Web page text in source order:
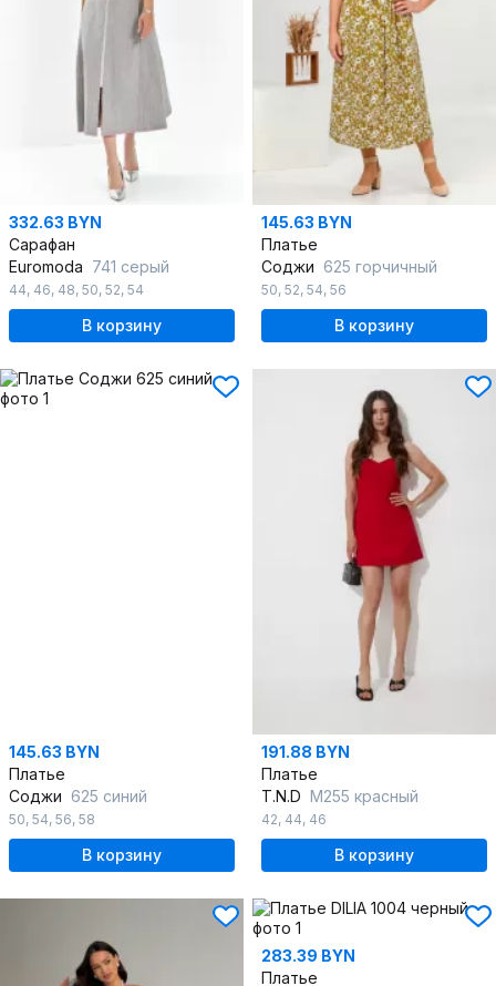
332.63 BYN
Сарафан
Euromoda 741 серый
44, 46, 48, 50, 52, 54
В корзину
145.63 BYN
Платье
Соджи 625 горчичный
50, 52, 54, 56
В корзину
145.63 BYN
Платье
Соджи 625 синий
50, 54, 56, 58
В корзину
191.88 BYN
Платье
T.N.D М255 красный
42, 44, 46
В корзину
283.39 BYN
Платье